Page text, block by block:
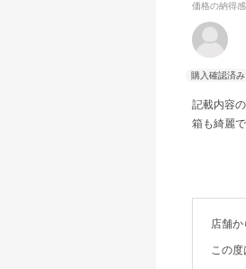
価格の納得感
記載内容
箱も綺麗
店舗
この